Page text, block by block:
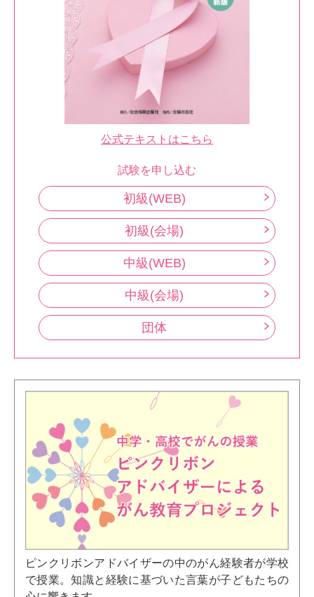
公式テキストはこちら
試験を申し込む
初級(WEB)
初級(会場)
中級(WEB)
中級(会場)
団体
ピンクリボンアドバイザーの中のがん経験者が学校
で授業。知識と経験に基づいた言葉が子どもたちの